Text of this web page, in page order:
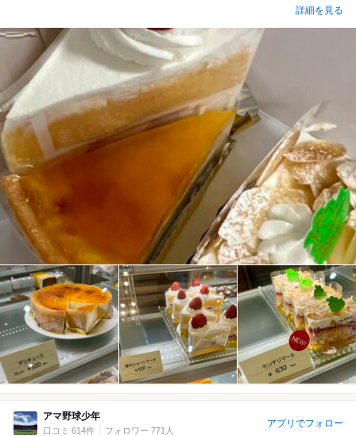
詳細を見る
アマ野球少年
口コミ 614件 フォロワー 771人
アプリでフォロー